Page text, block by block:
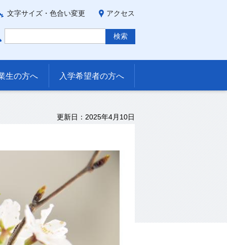
文字サイズ・色合い変更 アクセス
生の方へ 入学希望者の方へ
更新日：2025年4月10日